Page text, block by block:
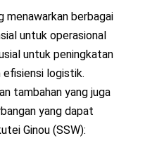
menawarkan berbagai
untuk operasional
untuk peningkatan
efisiensi logistik.
tambahan yang juga
yang dapat
Ginou (SSW):